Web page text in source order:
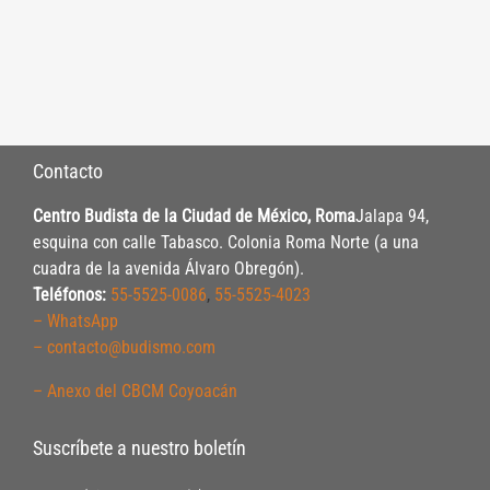
Contacto
Centro Budista de la Ciudad de México, RomaJalapa 94,
esquina con calle Tabasco. Colonia Roma Norte (a una
cuadra de la avenida Álvaro Obregón).
Teléfonos: 55-5525-0086, 55-5525-4023
– WhatsApp
– contacto@budismo.com
– Anexo del CBCM Coyoacán
Suscríbete a nuestro boletín